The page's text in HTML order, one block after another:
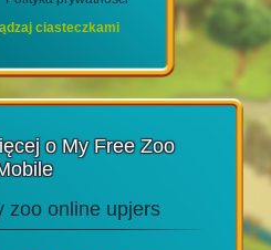
ciasteczkami
o My Free Zoo
zoo online upjers